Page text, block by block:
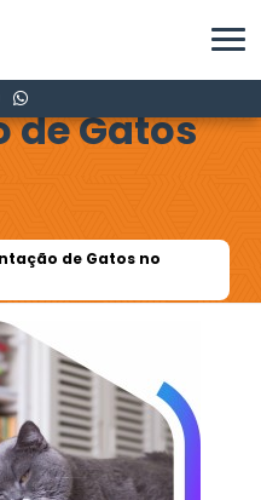
Gatos
de Gatos no